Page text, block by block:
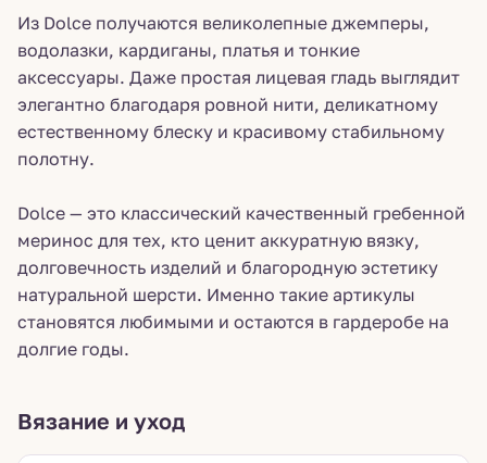
Из Dolce получаются великолепные джемперы,
водолазки, кардиганы, платья и тонкие
аксессуары. Даже простая лицевая гладь выглядит
элегантно благодаря ровной нити, деликатному
естественному блеску и красивому стабильному
полотну.
Dolce — это классический качественный гребенной
меринос для тех, кто ценит аккуратную вязку,
долговечность изделий и благородную эстетику
натуральной шерсти. Именно такие артикулы
становятся любимыми и остаются в гардеробе на
долгие годы.
Вязание и уход